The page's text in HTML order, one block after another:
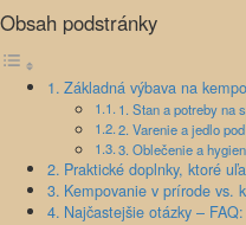
Obsah podstránky
Základná výbava na
1. Stan a potreby na
2. Varenie a jedlo
3. Oblečenie a
Praktické doplnky, ktoré
Kempovanie v prírode vs.
Najčastejšie otázky – FAQ: